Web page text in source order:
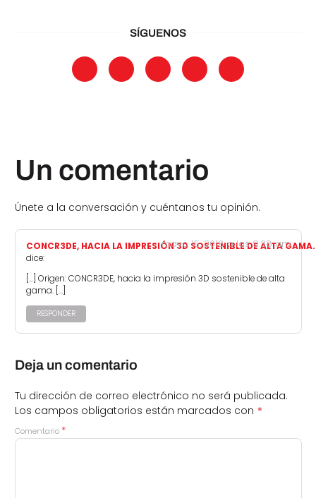
SÍGUENOS
Un comentario
Únete a la conversación y cuéntanos tu opinión.
CONCR3DE, HACIA LA IMPRESIÓN 3D SOSTENIBLE DE ALTA
dice:
mayo 15, 2018 a las 9:38 am
[…] Origen: CONCR3DE, hacia la impresión 3D sostenible de alta
gama. […]
RESPONDER
Deja un comentario
Tu dirección de correo electrónico no será publicada.
Los campos obligatorios están marcados con *
Comentario *